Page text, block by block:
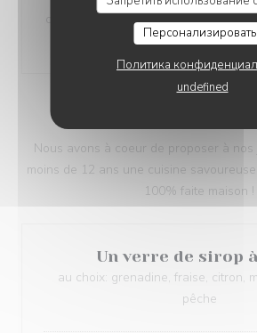
Персонализировать
Политика
undefined
crème légère vanille, glace au lait
feuille de figuier
Nous avons à coeur de proposer à
moins de 12 ans une cuisine
100% faite maison !
Un verre de sirop
au choix: grenadine, fraise, citron,
pêche